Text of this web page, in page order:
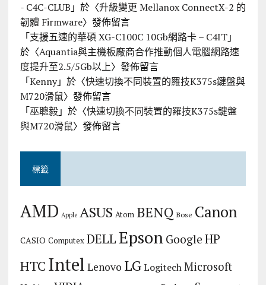
- C4C-CLUB 」於〈升級變更 Mellanox ConnectX-2 的
韌體 Firmware〉發佈留言
「支援五速的華碩 XG-C100C 10Gb網路卡 – C4IT」
於〈Aquantia與主機板廠商合作推動個人電腦網路速
度提升至2.5/5Gb以上〉發佈留言
「Kenny」於〈快速切換不同裝置的羅技K375s鍵盤與
M720滑鼠〉發佈留言
「巫聰毅」於〈快速切換不同裝置的羅技K375s鍵盤
與M720滑鼠〉發佈留言
標籤
AMD Apple ASUS Atom BENQ Bose Canon
CASIO Computex DELLEpson Google HP
HTC Intel Lenovo LG Logitech Microsoft